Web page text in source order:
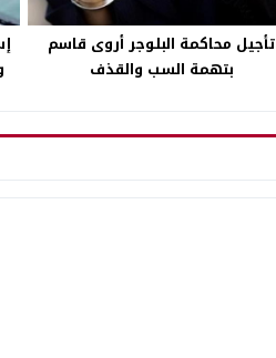
تأجيل محاكمة البلوجر أروى قاسم
بتهمة السب والقذف